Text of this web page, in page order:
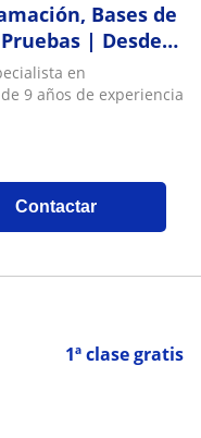
Bases de
| Desde
en
9 años de experiencia
Contactar
1ª clase gratis